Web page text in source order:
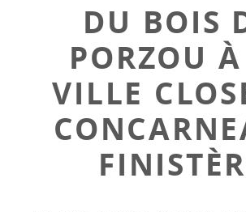
DU BOIS
PORZOU
VILLE